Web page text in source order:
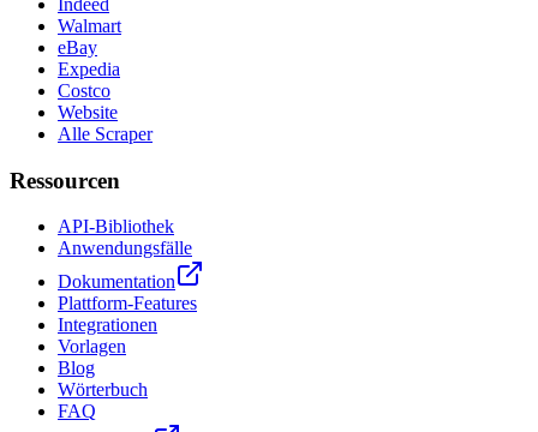
Indeed
Walmart
eBay
Expedia
Costco
Website
Alle Scraper
Ressourcen
API-Bibliothek
Anwendungsfälle
Dokumentation
Plattform-Features
Integrationen
Vorlagen
Blog
Wörterbuch
FAQ